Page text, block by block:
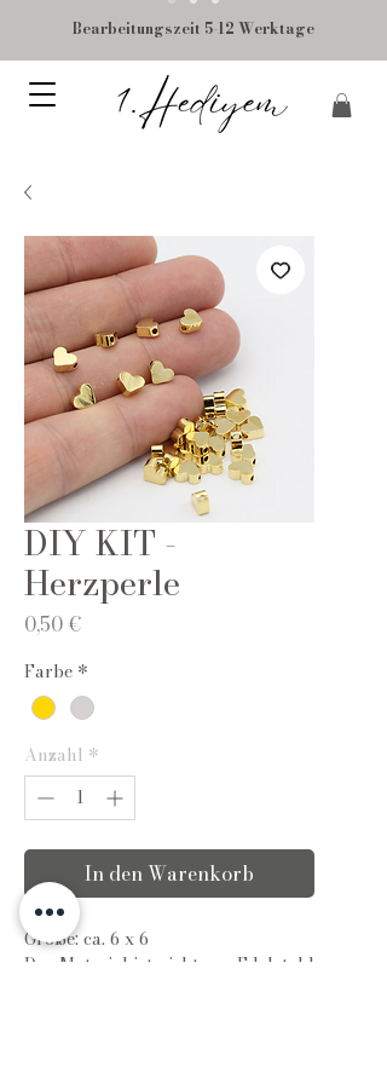
Bearbeitungszeit 5-12 Werktage
DIY KIT -
Herzperle
0,50 €
Farbe *
Anzahl *
In den Warenkorb
Größe: ca. 6 x 6
Das Material ist
nicht
aus Edelstahl